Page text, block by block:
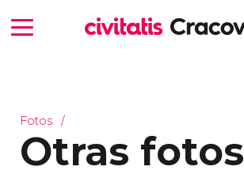
Fotos
Otras fotos